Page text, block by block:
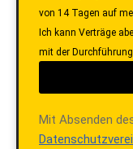
von 14 Tagen auf
Ich kann Verträge
mit der
Mit Absenden